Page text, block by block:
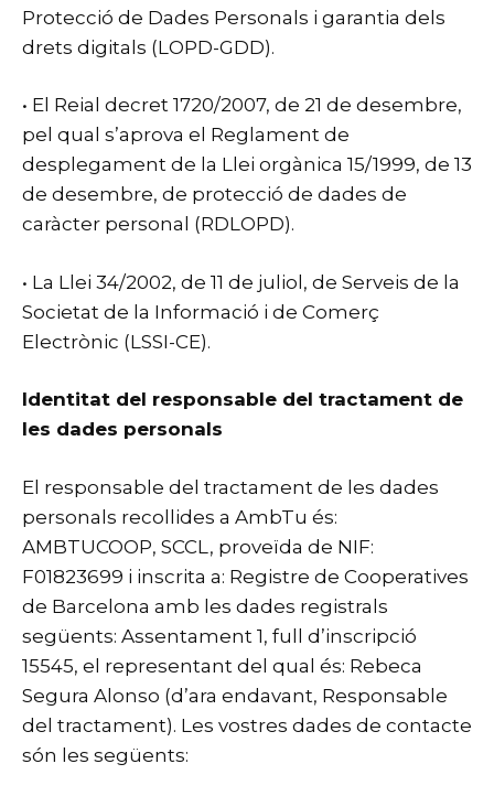
Protecció de Dades Personals i garantia dels
drets digitals (LOPD-GDD).
• El Reial decret 1720/2007, de 21 de desembre,
pel qual s’aprova el Reglament de
desplegament de la Llei orgànica 15/1999, de 13
de desembre, de protecció de dades de
caràcter personal (RDLOPD).
• La Llei 34/2002, de 11 de juliol, de Serveis de la
Societat de la Informació i de Comerç
Electrònic (LSSI-CE).
Identitat del responsable del tractament de
les dades personals
El responsable del tractament de les dades
personals recollides a AmbTu és:
AMBTUCOOP, SCCL, proveïda de NIF:
F01823699 i inscrita a: Registre de Cooperatives
de Barcelona amb les dades registrals
següents: Assentament 1, full d’inscripció
15545, el representant del qual és: Rebeca
Segura Alonso (d’ara endavant, Responsable
del tractament). Les vostres dades de contacte
són les següents: